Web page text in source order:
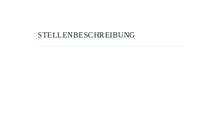
STELLENBESCHREIBUNG